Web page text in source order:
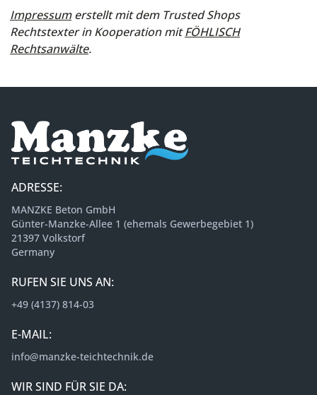
Impressumerstellt mit dem Trusted Shops
Rechtstexter in Kooperation mitFÖHLISCH
Rechtsanwälte.
ADRESSE:
MANZKE Beton GmbH
Günter-Manzke-Allee 1 (ehemals Gewerbegebiet 1)
21397 Volkstorf
Germany
RUFEN SIE UNS AN:
+49 (4137) 814-03
E-MAIL:
info@manzke-teichtechnik.de
WIR SIND FÜR SIE DA: